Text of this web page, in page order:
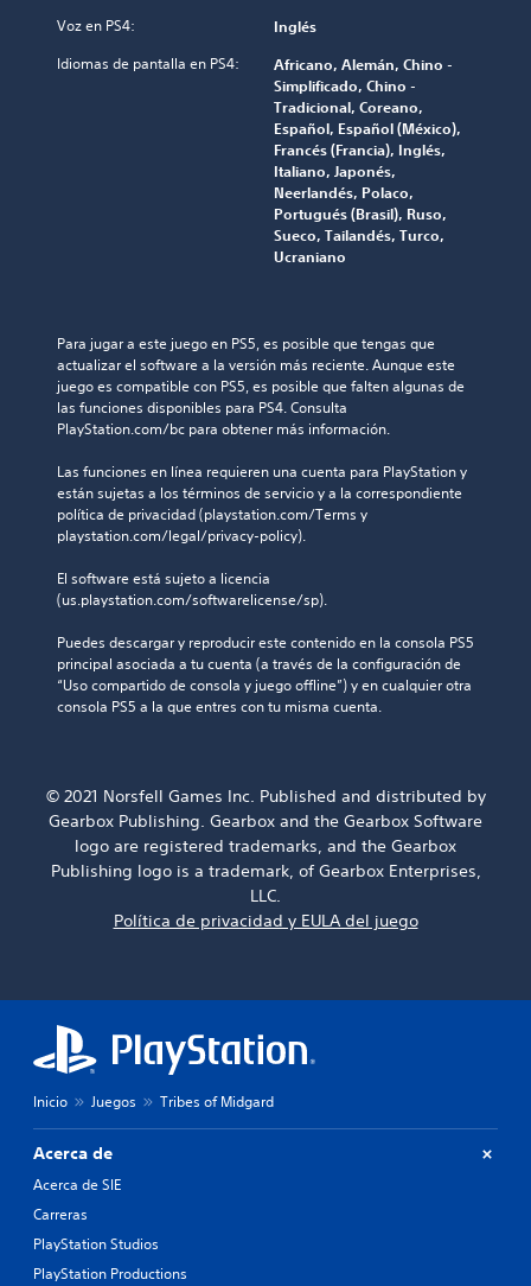
Voz en PS4: Inglés
Idiomas de pantalla en PS4:
Africano, Alemán, Chino -
Simplificado, Chino -
Tradicional, Coreano,
Español, Español (México),
Francés (Francia), Inglés,
Italiano, Japonés,
Neerlandés, Polaco,
Portugués (Brasil), Ruso,
Sueco, Tailandés, Turco,
Ucraniano
Para jugar a este juego en PS5, es posible que tengas que
actualizar el software a la versión más reciente. Aunque este
juego es compatible con PS5, es posible que falten algunas de
las funciones disponibles para PS4. Consulta
PlayStation.com/bc para obtener más información.
Las funciones en línea requieren una cuenta para PlayStation y
están sujetas a los términos de servicio y a la correspondiente
política de privacidad (playstation.com/Terms y
playstation.com/legal/privacy-policy).
El software está sujeto a licencia
(us.playstation.com/softwarelicense/sp).
Puedes descargar y reproducir este contenido en la consola PS5
principal asociada a tu cuenta (a través de la configuración de
“Uso compartido de consola y juego offline”) y en cualquier otra
consola PS5 a la que entres con tu misma cuenta.
© 2021 Norsfell Games Inc. Published and distributed by
Gearbox Publishing. Gearbox and the Gearbox Software
logo are registered trademarks, and the Gearbox
Publishing logo is a trademark, of Gearbox Enterprises,
LLC.
Política de privacidad y EULA del juego
Inicio Juegos Tribes of Midgard
Acerca de
Acerca de SIE
Carreras
PlayStation Studios
PlayStation Productions